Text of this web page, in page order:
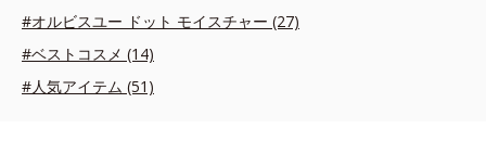
#オルビスユー ドット モイスチャー (27)
#ベストコスメ (14)
#人気アイテム (51)